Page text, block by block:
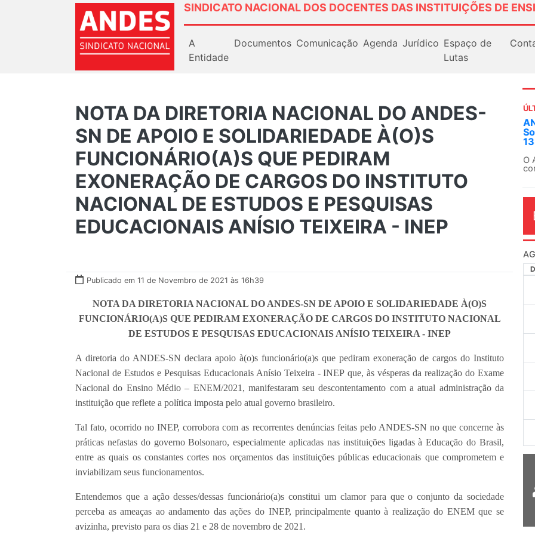
SINDICATO NACIONAL DOS DOCENTES DAS INSTITUIÇÕES DE
A
Entidade
Documentos Comunicação Agenda Jurídico Espaço de
Lutas
NOTA DA DIRETORIA NACIONAL DO ANDES-
SN DE APOIO E SOLIDARIEDADE À(O)S
FUNCIONÁRIO(A)S QUE PEDIRAM
EXONERAÇÃO DE CARGOS DO INSTITUTO
NACIONAL DE ESTUDOS E PESQUISAS
EDUCACIONAIS ANÍSIO TEIXEIRA - INEP
Publicado em 11 de Novembro de 2021 às 16h39
NOTA DA DIRETORIA NACIONAL DO ANDES-SN DE APOIO E SOLIDARIEDADE À(O)S
FUNCIONÁRIO(A)S QUE PEDIRAM EXONERAÇÃO DE CARGOS DO INSTITUTO NACIONAL
DE ESTUDOS E PESQUISAS EDUCACIONAIS ANÍSIO TEIXEIRA - INEP
A diretoria do ANDES-SN declara apoio à(o)s funcionário(a)s que pediram exoneração de cargos do Instituto
Nacional de Estudos e Pesquisas Educacionais Anísio Teixeira - INEP que, às vésperas da realização do Exame
Nacional do Ensino Médio – ENEM/2021, manifestaram seu descontentamento com a atual administração da
instituição que reflete a política imposta pelo atual governo brasileiro.
Tal fato, ocorrido no INEP, corrobora com as recorrentes denúncias feitas pelo ANDES-SN no que concerne às
práticas nefastas do governo Bolsonaro, especialmente aplicadas nas instituições ligadas à Educação do Brasil,
entre as quais os constantes cortes nos orçamentos das instituições públicas educacionais que comprometem e
inviabilizam seus funcionamentos.
Entendemos que a ação desses/dessas funcionário(a)s constitui um clamor para que o conjunto da sociedade
perceba as ameaças ao andamento das ações do INEP, principalmente quanto à realização do ENEM que se
avizinha, previsto para os dias 21 e 28 de novembro de 2021.
O